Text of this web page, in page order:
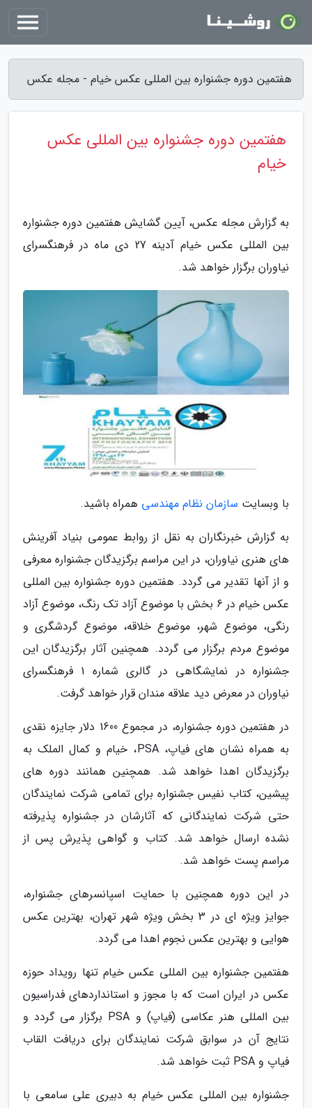
هفتمین دوره جشنواره بین المللی عکس خیام - مجله عکس
هفتمین دوره جشنواره بین المللی عکس
خیام
به گزارش مجله عکس، آیین گشایش هفتمین دوره جشنواره
بین المللی عکس خیام آدینه 27 دی ماه در فرهنگسرای
نیاوران برگزار خواهد شد.
با وبسایت سازمان نظام مهندسی همراه باشید.
به گزارش خبرنگاران به نقل از روابط عمومی بنیاد آفرینش
های هنری نیاوران، در این مراسم برگزیدگان جشنواره معرفی
و از آنها تقدیر می گردد. هفتمین دوره جشنواره بین المللی
عکس خیام در 6 بخش با موضوع آزاد تک رنگ، موضوع آزاد
رنگی، موضوع شهر، موضوع خلاقه، موضوع گردشگری و
موضوع مردم برگزار می گردد. همچنین آثار برگزیدگان این
جشنواره در نمایشگاهی در گالری شماره 1 فرهنگسرای
نیاوران در معرض دید علاقه مندان قرار خواهد گرفت.
در هفتمین دوره جشنواره، در مجموع 1600 دلار جایزه نقدی
به همراه نشان های فیاپ، PSA، خیام و کمال الملک به
برگزیدگان اهدا خواهد شد. همچنین همانند دوره های
پیشین، کتاب نفیس جشنواره برای تمامی شرکت نمایندگان
حتی شرکت نمایندگانی که آثارشان در جشنواره پذیرفته
نشده ارسال خواهد شد. کتاب و گواهی پذیرش پس از
مراسم پست خواهد شد.
در این دوره همچنین با حمایت اسپانسرهای جشنواره،
جوایز ویژه ای در 3 بخش ویژه شهر تهران، بهترین عکس
هوایی و بهترین عکس نجوم اهدا می گردد.
هفتمین جشنواره بین المللی عکس خیام تنها رویداد حوزه
عکس در ایران است که با مجوز و استانداردهای فدراسیون
بین المللی هنر عکاسی (فیاپ) و PSA برگزار می گردد و
نتایج آن در سوابق شرکت نمایندگان برای دریافت القاب
فیاپ و PSA ثبت خواهد شد.
جشنواره بین المللی عکس خیام به دبیری علی سامعی با